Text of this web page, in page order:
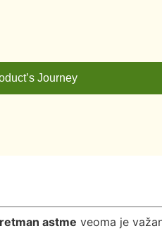
Journey
astme veoma je